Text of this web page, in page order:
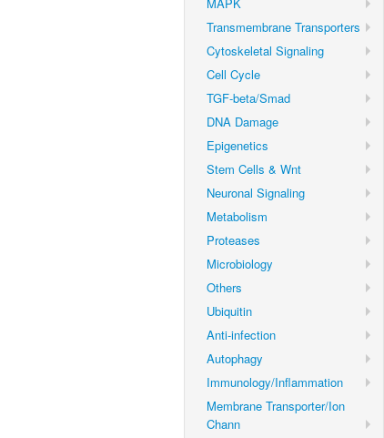
Transmembrane Transporters
Cytoskeletal Signaling
Cell Cycle
TGF-beta/Smad
DNA Damage
Epigenetics
Stem Cells & Wnt
Neuronal Signaling
Metabolism
Proteases
Microbiology
Others
Ubiquitin
Anti-infection
Autophagy
Immunology/Inflammation
Membrane Transporter/Ion
Chann